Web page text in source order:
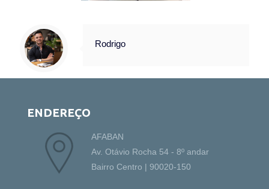
Rodrigo
ENDEREÇO
AFABAN
Av. Otávio Rocha 54 - 8º andar
Bairro Centro | 90020-150